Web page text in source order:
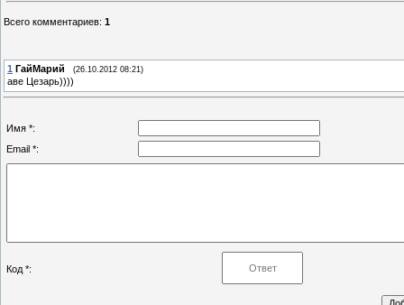
Всего комментариев: 1
1 ГайМарий (26.10.2012 08:21)
аве Цезарь))))
Имя *:
Email *:
Код *: